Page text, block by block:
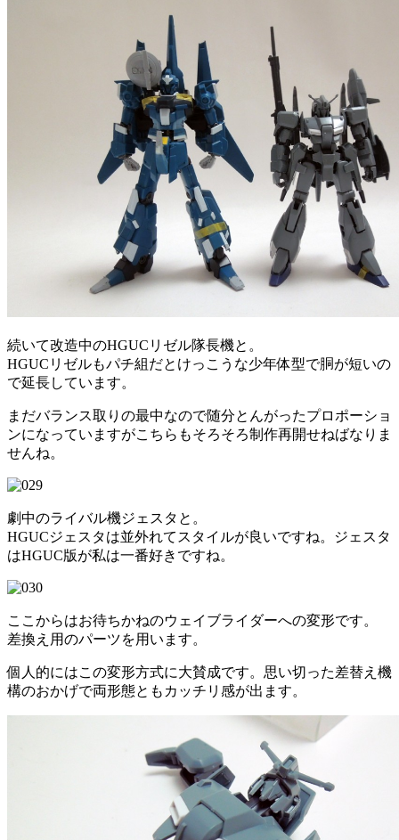
続いて改造中のHGUCリゼル隊長機と。
HGUCリゼルもパチ組だとけっこうな少年体型で胴が短いの
で延長しています。
まだバランス取りの最中なので随分とんがったプロポーショ
ンになっていますがこちらもそろそろ制作再開せねばなりま
せんね。
劇中のライバル機ジェスタと。
HGUCジェスタは並外れてスタイルが良いですね。ジェスタ
はHGUC版が私は一番好きですね。
ここからはお待ちかねのウェイブライダーへの変形です。
差換え用のパーツを用います。
個人的にはこの変形方式に大賛成です。思い切った差替え機
構のおかげで両形態ともカッチリ感が出ます。